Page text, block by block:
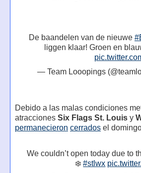
De baandelen van de nieuwe
liggen klaar! Groen en
— Team Looopings
Debido a las malas condiciones
atracciones Six Flags St. Louisy
permanecieron cerradosel
We couldn’t open today due to
❄️#stlwx